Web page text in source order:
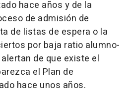
hace años y de la
de admisión de
de listas de espera o la
por baja ratio alumno-
de que existe el
el Plan de
hace unos años.